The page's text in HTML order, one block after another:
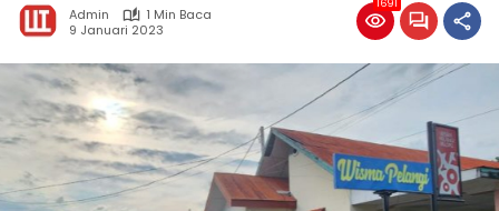
Admin
1 Min Baca
9 Januari 2023
1691